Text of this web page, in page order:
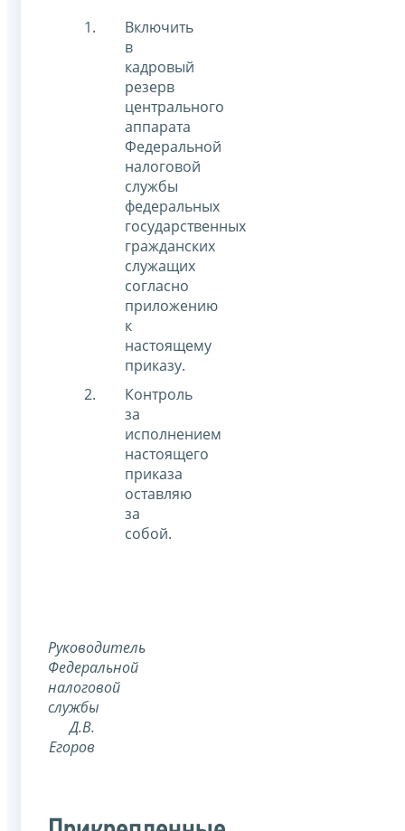
Включить
в
кадровый
резерв
центрального
аппарата
Федеральной
налоговой
службы
федеральных
государственных
гражданских
служащих
согласно
приложению
к
настоящему
приказу.
Контроль
за
исполнением
настоящего
приказа
оставляю
за
собой.
Руководитель
Федеральной
налоговой
службы
Д.В.
Егоров